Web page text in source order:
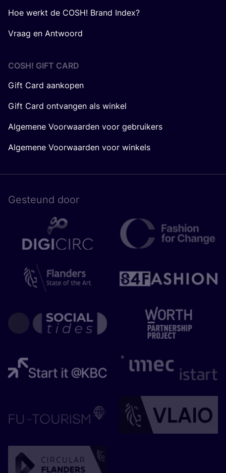
Hoe werkt de COSH! Brand Index?
Vraag en Antwoord
COSH! GIFT CARD
Gift Card aankopen
Gift Card ontvangen als winkel
Algemene Voorwaarden voor gebruikers
Algemene Voorwaarden voor winkels
Gesteund door